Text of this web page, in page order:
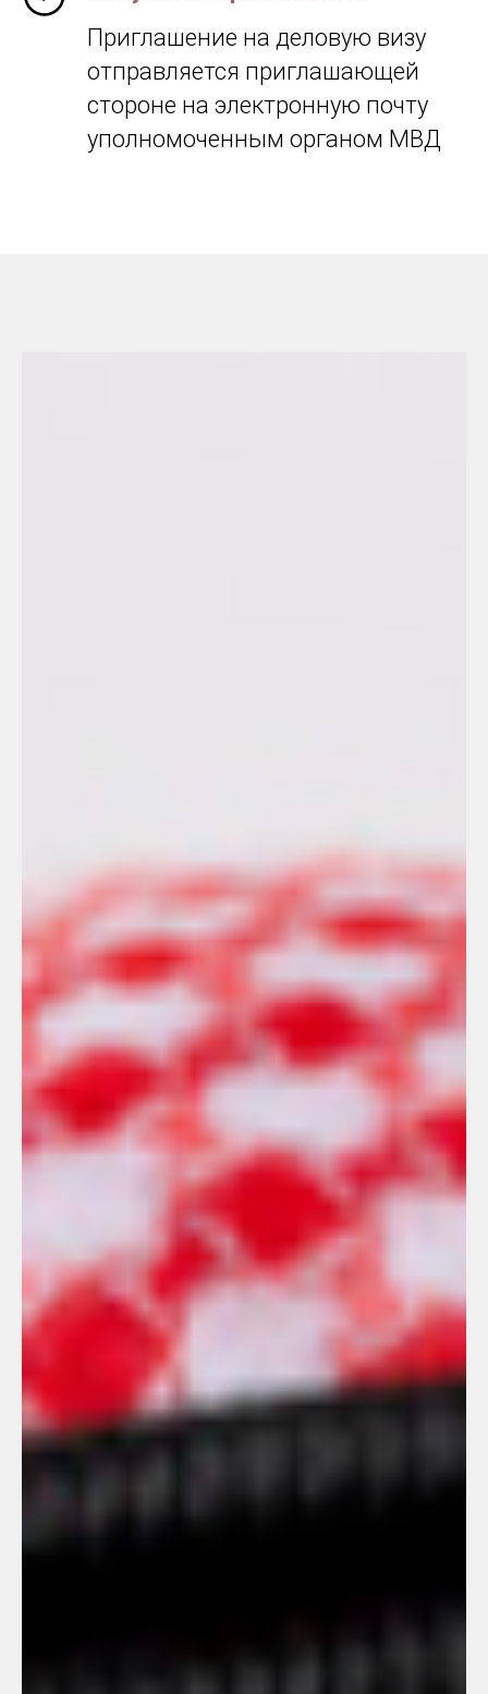
Приглашение на деловую визу
отправляется приглашающей
стороне на электронную почту
уполномоченным органом МВД